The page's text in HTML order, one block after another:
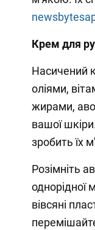
Крем для
Насичений
оліями,
жирами,
вашої
зробить їх
Розімніть
однорідної
вівсяні